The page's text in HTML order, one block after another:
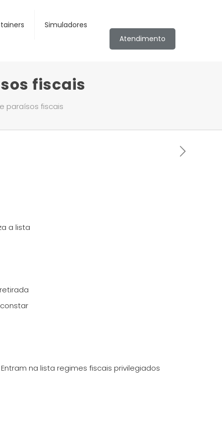
Simuladores
Atendimento
fiscais
paraísos fiscais
a lista
na lista regimes fiscais privilegiados